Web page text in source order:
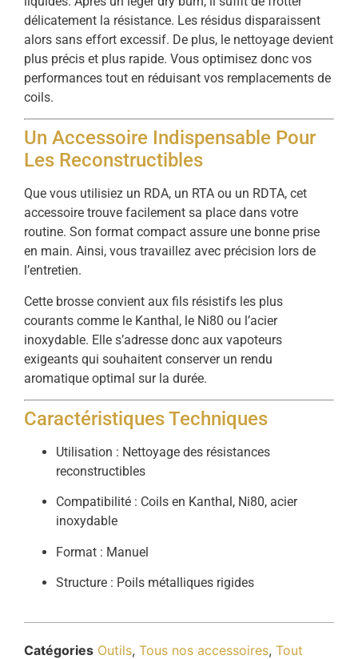
délicatement la résistance. Les résidus disparaissent
alors sans effort excessif. De plus, le nettoyage devient
plus précis et plus rapide. Vous optimisez donc vos
performances tout en réduisant vos remplacements de
coils.
Un Accessoire Indispensable Pour
Les Reconstructibles
Que vous utilisiez un RDA, un RTA ou un RDTA, cet
accessoire trouve facilement sa place dans votre
routine. Son format compact assure une bonne prise
en main. Ainsi, vous travaillez avec précision lors de
l’entretien.
Cette brosse convient aux fils résistifs les plus
courants comme le Kanthal, le Ni80 ou l’acier
inoxydable. Elle s’adresse donc aux vapoteurs
exigeants qui souhaitent conserver un rendu
aromatique optimal sur la durée.
Caractéristiques Techniques
Utilisation : Nettoyage des résistances
reconstructibles
Compatibilité : Coils en Kanthal, Ni80, acier
inoxydable
Format : Manuel
Structure : Poils métalliques rigides
Catégories Outils, Tous nos accessoires, Tout